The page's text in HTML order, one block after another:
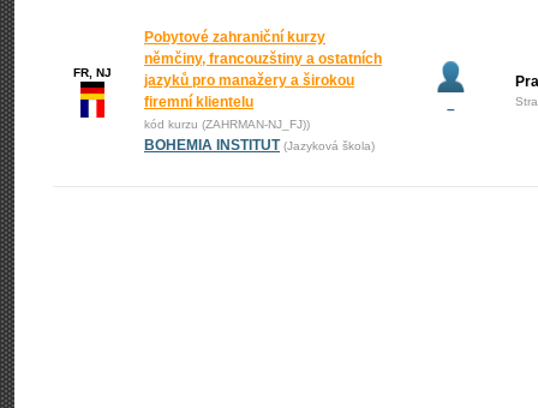
FR, NJ
Pobytové zahraniční kurzy
němčiny, francouzštiny a ostatních
jazyků pro manažery a širokou
firemní klientelu
kód kurzu (ZAHRMAN-NJ_FJ))
BOHEMIA INSTITUT (Jazyková škola)
–